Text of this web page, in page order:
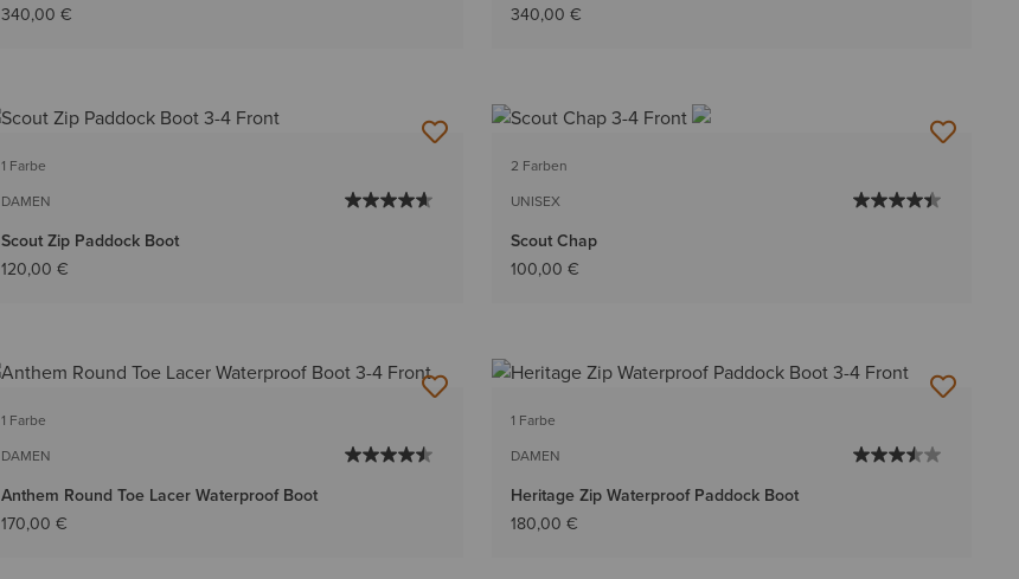
340,00 €
340,00 €
1 Farbe
DAMEN
Scout Zip Paddock Boot
120,00 €
2 Farben
UNISEX
Scout Chap
100,00 €
1 Farbe
DAMEN
Anthem Round Toe Lacer Waterproof Boot
170,00 €
1 Farbe
DAMEN
Heritage Zip Waterproof Paddock Boot
180,00 €